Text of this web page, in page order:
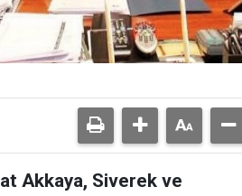
Akkaya, Siverek ve